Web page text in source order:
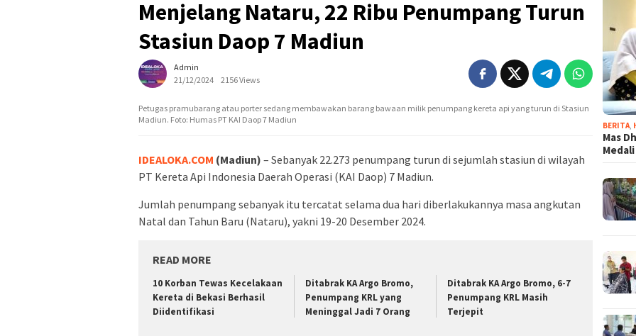
Menjelang Nataru, 22 Ribu Penumpang Turun
Stasiun Daop 7 Madiun
Admin
21/12/2024
2156 Views
Petugas pramubarang atau porter sedang membawakan barang bawaan milik penumpang kereta api yang turun di Stasiun
Madiun. Foto: Humas PT KAI Daop 7 Madiun
IDEALOKA.COM (Madiun) – Sebanyak 22.273 penumpang turun di sejumlah stasiun di wilayah
PT Kereta Api Indonesia Daerah Operasi (KAI Daop) 7 Madiun.
Jumlah penumpang sebanyak itu tercatat selama dua hari diberlakukannya masa angkutan
Natal dan Tahun Baru (Nataru), yakni 19-20 Desember 2024.
READ MORE
10 Korban Tewas Kecelakaan
Kereta di Bekasi Berhasil
Diidentifikasi
Ditabrak KA Argo Bromo,
Penumpang KRL yang
Meninggal Jadi 7 Orang
Ditabrak KA Argo Bromo, 6-7
Penumpang KRL Masih
Terjepit
BERITA
Mas
Medali